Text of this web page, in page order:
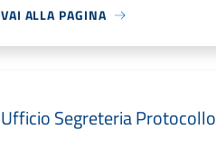
VAI ALLA PAGINA
Ufficio Segreteria Protocollo